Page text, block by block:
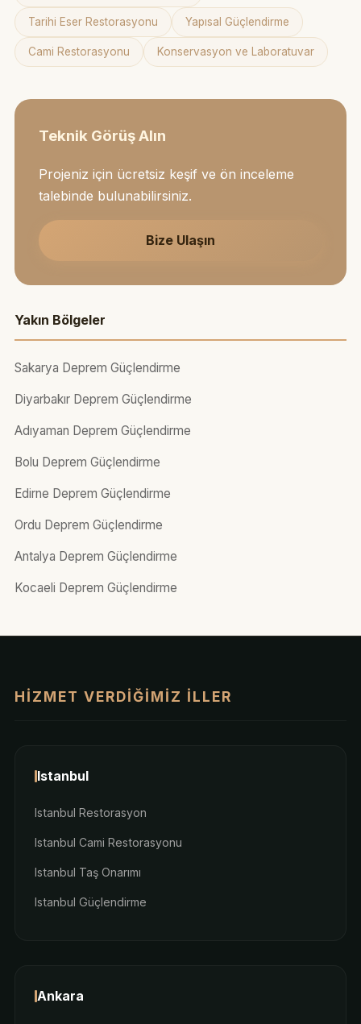
Tarihi Eser Restorasyonu Yapısal Güçlendirme
Cami Restorasyonu Konservasyon ve Laboratuvar
Teknik Görüş Alın
Projeniz için ücretsiz keşif ve ön inceleme
talebinde bulunabilirsiniz.
Bize Ulaşın
Yakın Bölgeler
Sakarya Deprem Güçlendirme
Diyarbakır Deprem Güçlendirme
Adıyaman Deprem Güçlendirme
Bolu Deprem Güçlendirme
Edirne Deprem Güçlendirme
Ordu Deprem Güçlendirme
Antalya Deprem Güçlendirme
Kocaeli Deprem Güçlendirme
HIZMET VERDIĞIMIZ İLLER
Istanbul
Istanbul Restorasyon
Istanbul Cami Restorasyonu
Istanbul Taş Onarımı
Istanbul Güçlendirme
Ankara